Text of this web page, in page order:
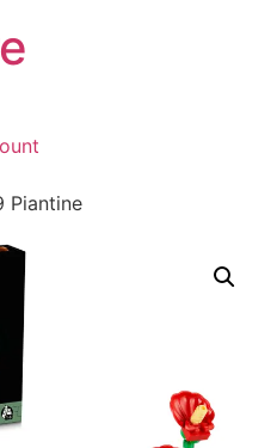
Piantine